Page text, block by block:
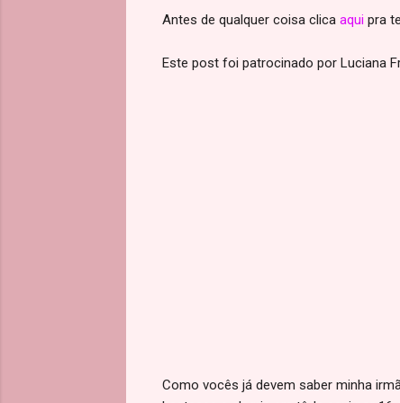
Antes de qualquer coisa clica aqui pra
Este post foi patrocinado por Luciana
Como vocês já devem saber minha